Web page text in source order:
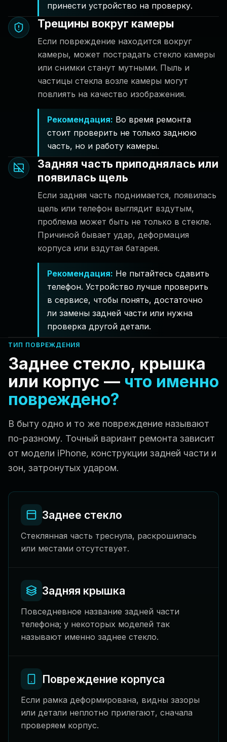
принести устройство на проверку.
Трещины вокруг камеры
Если повреждение находится вокруг
камеры, может пострадать стекло камеры
или снимки станут мутными. Пыль и
частицы стекла возле камеры могут
повлиять на качество изображения.
Рекомендация: Во время ремонта
стоит проверить не только заднюю
часть, но и работу камеры.
Задняя часть приподнялась или
появилась щель
Если задняя часть поднимается, появилась
щель или телефон выглядит вздутым,
проблема может быть не только в стекле.
Причиной бывает удар, деформация
корпуса или вздутая батарея.
Рекомендация: Не пытайтесь сдавить
телефон. Устройство лучше проверить
в сервисе, чтобы понять, достаточно
ли замены задней части или нужна
проверка другой детали.
ТИП ПОВРЕЖДЕНИЯ
Заднее стекло, крышка
или корпус — что именно
повреждено?
В быту одно и то же повреждение называют
по-разному. Точный вариант ремонта зависит
от модели iPhone, конструкции задней части и
зон, затронутых ударом.
Заднее стекло
Стеклянная часть треснула, раскрошилась
или местами отсутствует.
Задняя крышка
Повседневное название задней части
телефона; у некоторых моделей так
называют именно заднее стекло.
Повреждение корпуса
Если рамка деформирована, видны зазоры
или детали неплотно прилегают, сначала
проверяем корпус.